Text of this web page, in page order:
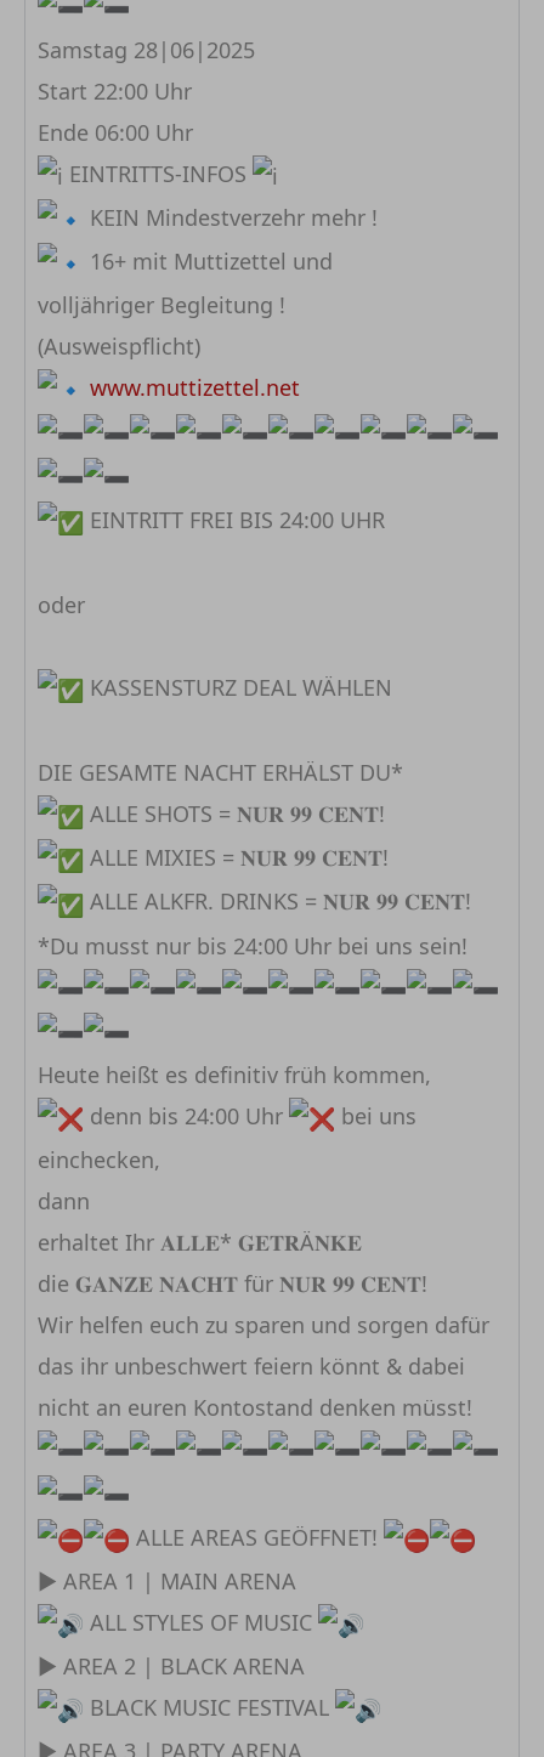
Samstag 28|06|2025
Start 22:00 Uhr
Ende 06:00 Uhr
EINTRITTS-INFOS
KEIN Mindestverzehr mehr !
16+ mit Muttizettel und
volljähriger Begleitung !
(Ausweispflicht)
www.muttizettel.net
EINTRITT FREI BIS 24:00 UHR⁣⁣
oder ⁣⁣⠀
KASSENSTURZ DEAL WÄHLEN
DIE GESAMTE NACHT ERHÄLST DU* ⁣⁣
ALLE SHOTS = 𝐍𝐔𝐑 𝟗𝟗 𝐂𝐄𝐍𝐓!⠀
ALLE MIXIES = 𝐍𝐔𝐑 𝟗𝟗 𝐂𝐄𝐍𝐓!⠀
ALLE ALKFR. DRINKS = 𝐍𝐔𝐑 𝟗𝟗 𝐂𝐄𝐍𝐓!⁣⁣⁣⁣
*Du musst nur bis 24:00 Uhr bei uns sein!
Heute heißt es definitiv früh kommen,
denn bis 24:00 Uhr
bei uns
einchecken,
dann
erhaltet Ihr 𝐀𝐋𝐋𝐄* 𝐆𝐄𝐓𝐑Ä𝐍𝐊𝐄
die 𝐆𝐀𝐍𝐙𝐄 𝐍𝐀𝐂𝐇𝐓 für 𝐍𝐔𝐑 𝟗𝟗 𝐂𝐄𝐍𝐓!
Wir helfen euch zu sparen und sorgen dafür
das ihr unbeschwert feiern könnt & dabei
nicht an euren Kontostand denken müsst!
⁣⁣ ALLE AREAS GEÖFFNET!
► AREA 1 | MAIN ARENA
ALL STYLES OF MUSIC
► AREA 2 | BLACK ARENA
BLACK MUSIC FESTIVAL
► AREA 3 | PARTY ARENA